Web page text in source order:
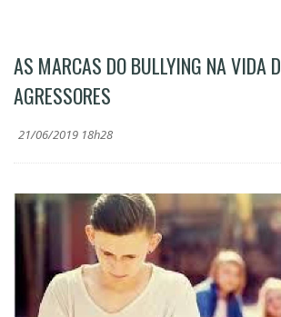
AS MARCAS DO BULLYING NA VIDA
AGRESSORES
21/06/2019 18h28